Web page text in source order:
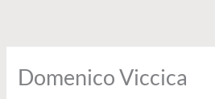
Domenico Viccica